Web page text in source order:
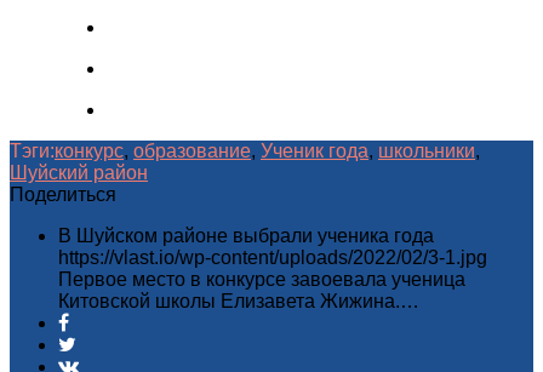
Тэги:конкурс, образование, Ученик года, школьники,
Шуйский район
Поделиться
В Шуйском районе выбрали ученика года
https://vlast.io/wp-content/uploads/2022/02/3-1.jpg
Первое место в конкурсе завоевала ученица
Китовской школы Елизавета Жижина.…